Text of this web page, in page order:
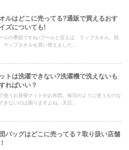
ルはどこに売ってる?通販で買えるおす
ズについても!
ルの季節ですね♪プールと言えば、ラップタオル。我
ラップタオルを買い替えました...
トは洗濯できない?洗濯機で洗えないも
ればいい？
使うお昼寝マットやお布団。毎日のように使うものな
きないのは困りますよね。天日...
バッグはどこに売ってる？取り扱い店舗